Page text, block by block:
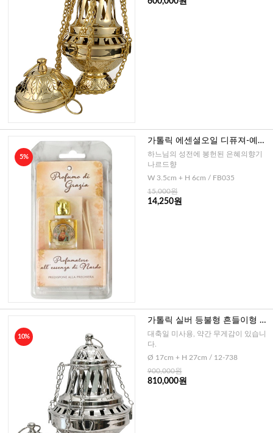
5%
가톨릭 에센셜오일 디퓨져-예수
성심(이태리)
하느님의 성전에 봉헌된 은혜의향기
나르드향
W 3.5cm + H 6cm / FB035
15,000원
14,250원
10%
가톨릭 실버 등불형 흔들이형 향
로--大미사용(독일)
대축일 미사용, 약간 무게감이 있습니
다.
Ø 17cm + H 27cm / 12-738
900,000원
810,000원